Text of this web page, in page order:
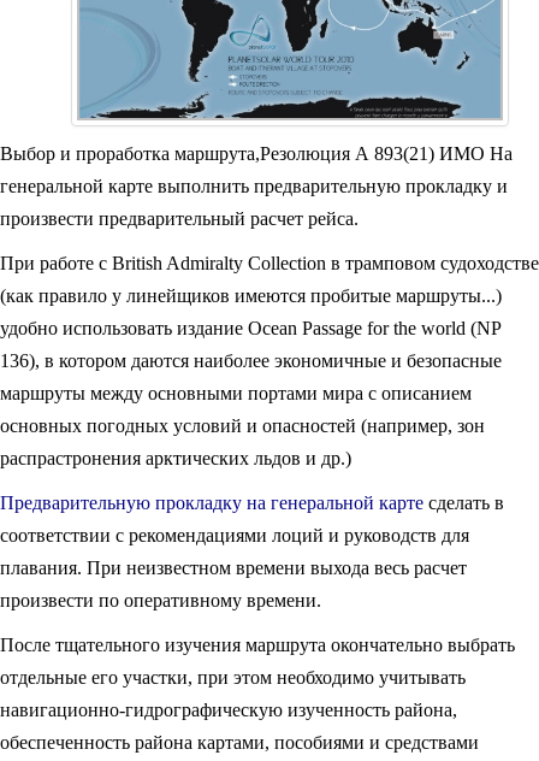
Выбор и проработка маршрута,Резолюция А 893(21) ИМО На
генеральной карте выполнить предварительную прокладку и
произвести предварительный расчет рейса.
При работе с British Admiralty Collection в трамповом судоходстве
(как правило у линейщиков имеются пробитые маршруты...)
удобно использовать издание Ocean Passage for the world (NP
136), в котором даются наиболее экономичные и безопасные
маршруты между основными портами мира с описанием
основных погодных условий и опасностей (например, зон
распрастронения арктических льдов и др.)
Предварительную прокладку на генеральной карте сделать в
соответствии с рекомендациями лоций и руководств для
плавания. При неизвестном времени выхода весь расчет
произвести по оперативному времени.
После тщательного изучения маршрута окончательно выбрать
отдельные его участки, при этом необходимо учитывать
навигационно-гидрографическую изученность района,
обеспечен­ность района картами, пособиями и средствами